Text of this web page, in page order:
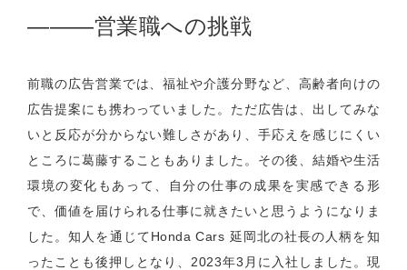
―――営業職への挑戦
前職の広告営業では、福祉や介護分野など、高齢者向けの
広告提案にも携わっていました。ただ広告は、出してみな
いと反応が分からない難しさがあり、手応えを感じにくい
ところに葛藤することもありました。その後、結婚や生活
環境の変化もあって、自分の仕事の成果を実感できる形
で、価値を届けられる仕事に就きたいと思うようになりま
した。知人を通じてHonda Cars 延岡北の社長の人柄を知
ったことも後押しとなり、 2023年3 月に入社しました。現